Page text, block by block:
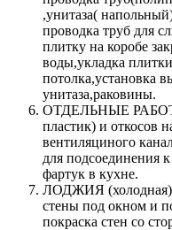
,унитаза(
проводка труб для
плитку на коробе
воды,укладка
потолка,установка
унитаза,раковины.
ОТДЕЛЬНЫЕ
пластик) и откосов
вентиляциного
для подсоединения
фартук в кухне.
ЛОДЖИЯ (холодная):
стены под окном и
покраска стен со